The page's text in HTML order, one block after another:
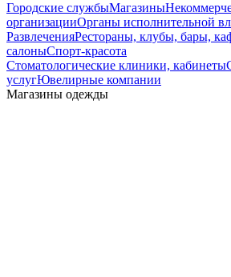
Городские службыМагазины
организацииОрганы исполнительной
РазвлеченияРестораны, клубы, бары,
салоныСпорт-красота
Стоматологические клиники, кабинеты
услугЮвелирные компании
Mагазины одежды